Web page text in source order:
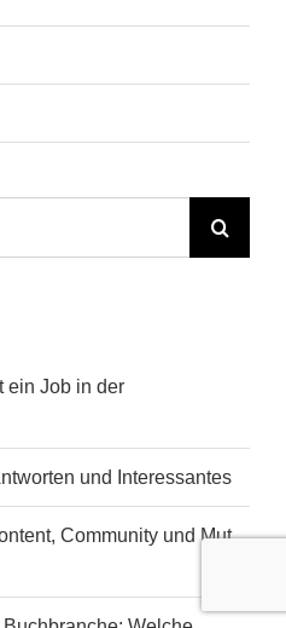
ein Job in der
und Interessantes
Community und Mut